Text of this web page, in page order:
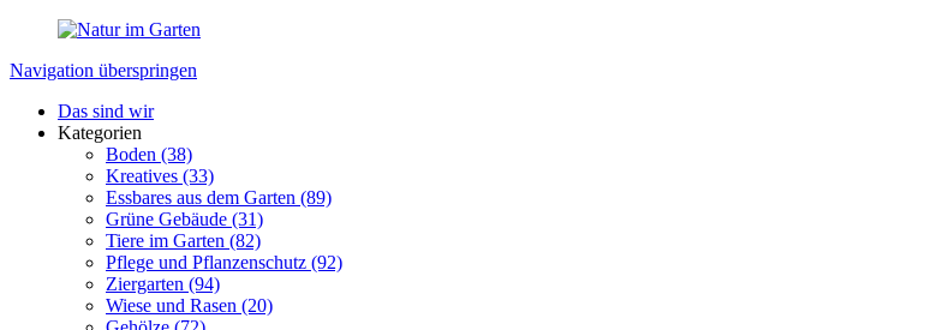
Navigation überspringen
Das sind wir
Kategorien
Boden (38)
Kreatives (33)
Essbares aus dem Garten (89)
Grüne Gebäude (31)
Tiere im Garten (82)
Pflege und Pflanzenschutz (92)
Ziergarten (94)
Wiese und Rasen (20)